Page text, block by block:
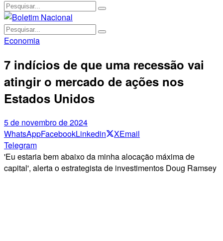
Economia
7 indícios de que uma recessão vai
atingir o mercado de ações nos
Estados Unidos
5 de novembro de 2024
WhatsAppFacebookLinkedin XEmail
Telegram
'Eu estaria bem abaixo da minha alocação máxima de
capital', alerta o estrategista de investimentos Doug Ramsey